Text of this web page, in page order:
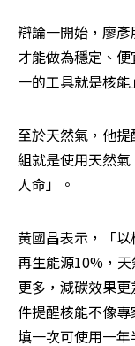
辯論一開始，廖
才能做為穩定、
一的工具就是核
至於天然氣，他
組就是使用天然
人命」。
黃國昌表示，「
再生能源10%，
更多，減碳效果
件提醒核能不像
填一次可使用一